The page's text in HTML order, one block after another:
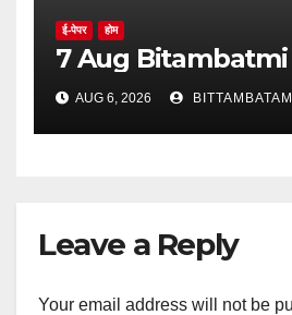
ई-पेपर होम
7 Aug
AUG 6, 2026
Leave a Reply
Your email address will not be